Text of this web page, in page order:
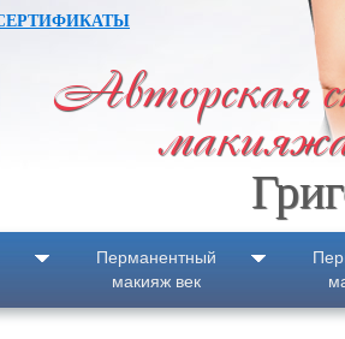
Авторская
Перманентный
макияж век